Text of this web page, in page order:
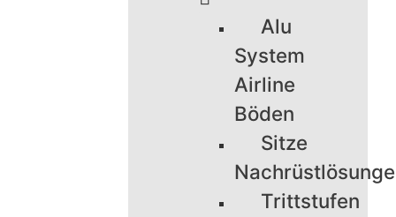
Alu
System
Airline
Böden
Sitze
Trittstufen